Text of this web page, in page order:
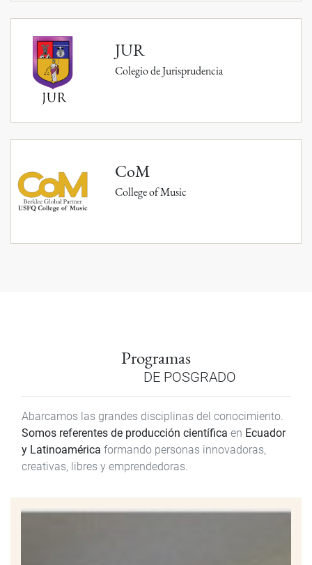
JUR
Colegio de Jurisprudencia
CoM
College of Music
Programas
DE POSGRADO
Abarcamos las grandes disciplinas del conocimiento.
Somos referentes de producción científica en Ecuador
y Latinoamérica formando personas innovadoras,
creativas, libres y emprendedoras.